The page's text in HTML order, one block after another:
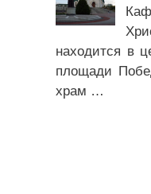
находится в
площади
храм …